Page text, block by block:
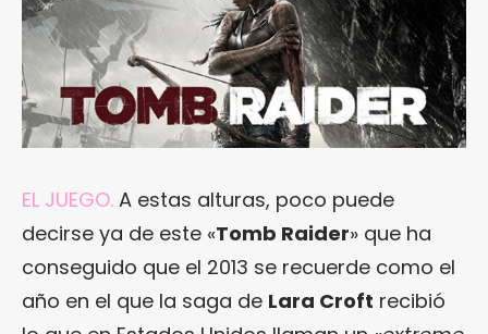
EL JUEGO. A estas alturas, poco puede
decirse ya de este «Tomb Raider» que ha
conseguido que el 2013 se recuerde como el
año en el que la saga de Lara Croft recibió